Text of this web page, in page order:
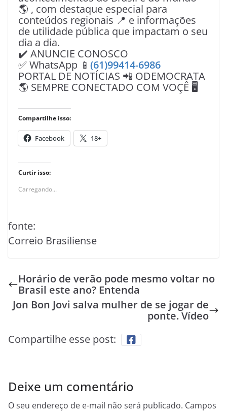
🌎 , com destaque especial para
conteúdos regionais 📍 e informações
de utilidade pública que impactam o seu
dia a dia.
✔️ ANUNCIE CONOSCO
✅ WhatsApp 📱 (61)99414-6986
PORTAL DE NOTÍCIAS 📲 ODEMOCRATA
🌎 SEMPRE CONECTADO COM VOÇÊ 🖥️
Compartilhe isso:
Facebook 18+
Curtir isso:
Carregando...
fonte:
Correio Brasiliense
Horário de verão pode mesmo voltar no
Brasil este ano? Entenda
Jon Bon Jovi salva mulher de se jogar de
ponte. Vídeo
Compartilhe esse post:
Deixe um comentário
O seu endereço de e-mail não será publicado. Campos